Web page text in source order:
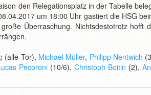
den Relegationsplatz in der Tabelle
um 18:00 Uhr gastiert die HSG
Überraschung. Nichtsdestotrotz hofft
(alle Tor), Michael Müller, Philipp Nentwich
Pecoroni (10/6),Christoph Boitin (2),